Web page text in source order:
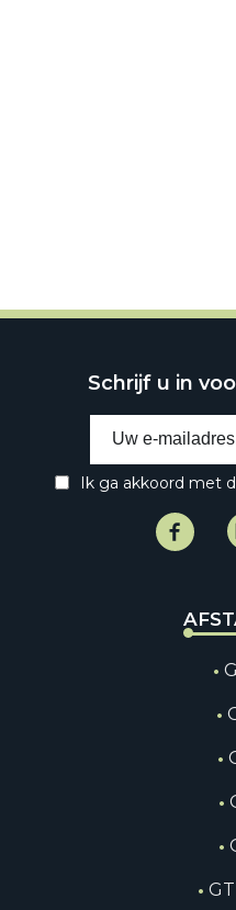
Schrijf u in
Ik ga akkoord met